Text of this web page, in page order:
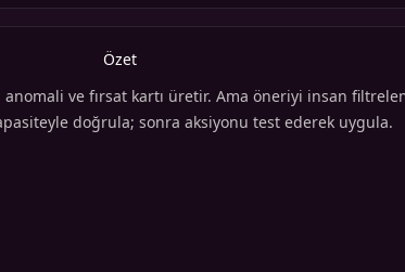
Özet
anomali ve fırsat kartı üretir. Ama öneriyi insan
doğrula; sonra aksiyonu test ederek uygula.